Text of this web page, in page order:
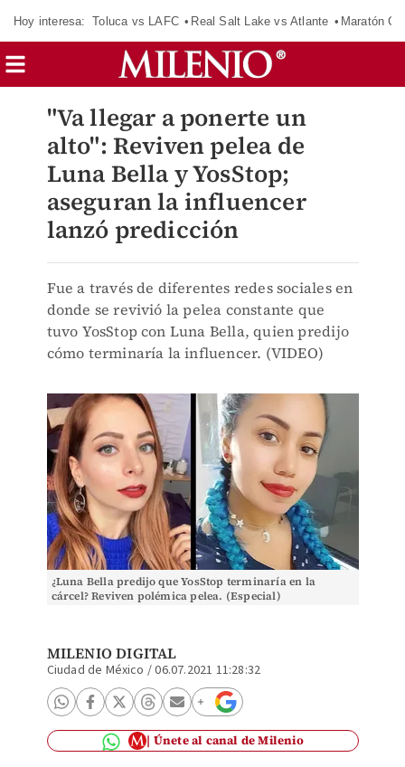
Hoy interesa: Toluca vs LAFC Real Salt Lake vs Atlante Maratón
"Va llegar a ponerte un
alto": Reviven pelea de
Luna Bella y YosStop;
aseguran la influencer
lanzó predicción
Fue a través de diferentes redes sociales en
donde se revivió la pelea constante que
tuvo YosStop con Luna Bella, quien predijo
cómo terminaría la influencer. (VIDEO)
¿Luna Bella predijo que YosStop terminaría en la
cárcel? Reviven polémica pelea. (Especial)
MILENIO DIGITAL
Ciudad de México /06.07.2021 11:28:32
Únete al canal de Milenio